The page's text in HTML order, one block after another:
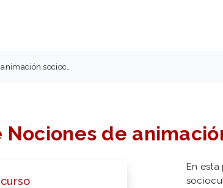
sociocultural (SSCB001PO)
Nociones de
En